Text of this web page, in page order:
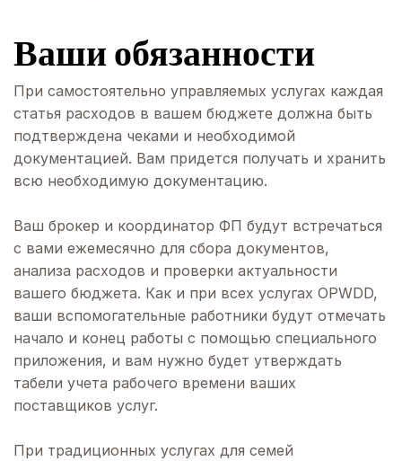
Ваши обязанности
При самостоятельно управляемых услугах каждая
статья расходов в вашем бюджете должна быть
подтверждена чеками и необходимой
документацией. Вам придется получать и хранить
всю необходимую документацию.
Ваш брокер и координатор ФП будут встречаться
с вами ежемесячно для сбора документов,
анализа расходов и проверки актуальности
вашего бюджета. Как и при всех услугах OPWDD,
ваши вспомогательные работники будут отмечать
начало и конец работы с помощью специального
приложения, и вам нужно будет утверждать
табели учета рабочего времени ваших
поставщиков услуг.
При традиционных услугах для семей